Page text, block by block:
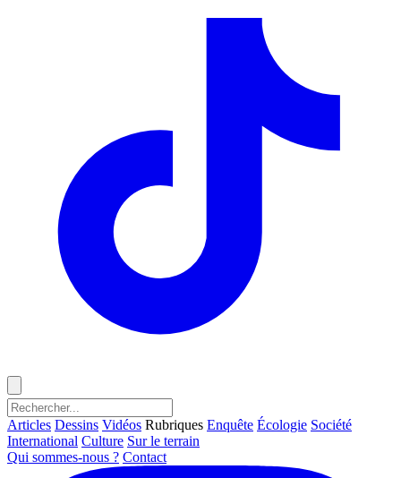
Articles Dessins Vidéos Rubriques Enquête Écologie Société
International Culture Sur le terrain
Qui sommes-nous ? Contact